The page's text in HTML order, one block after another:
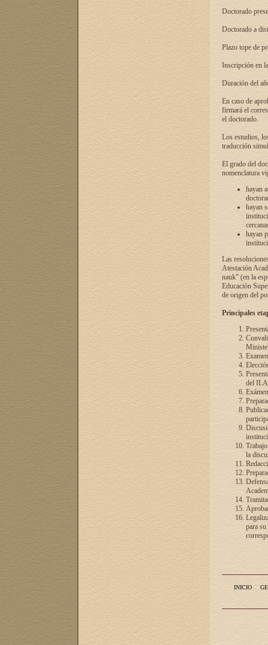
Doctorado
Doctorado a
Plazo tope de
Inscripción en
Duración del
En caso de
firmará el
el doctorado.
Los estudios,
traducción
El grado del
nomenclatura
hayan
hayan
hayan
Las
Atestación
nauk” (en la
Educación
de origen del
Principales
del
la
para
INICIO